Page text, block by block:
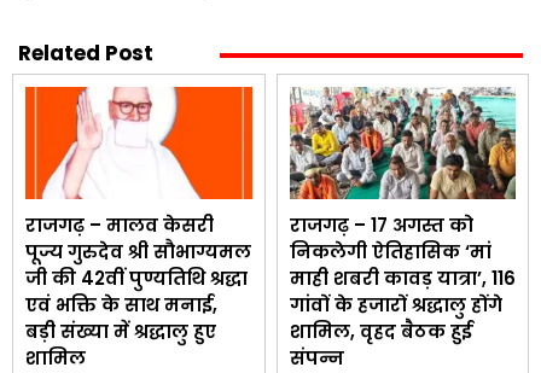
Related Post
राजगढ़ – मालव केसरी
पूज्य गुरुदेव श्री सौभाग्यमल
जी की 42वीं पुण्यतिथि श्रद्धा
एवं भक्ति के साथ मनाई,
बड़ी संख्या में श्रद्धालु हुए
शामिल
राजगढ़ – 17 अगस्त को
निकलेगी ऐतिहासिक ‘मां
माही शबरी कावड़ यात्रा’, 116
गांवों के हजारों श्रद्धालु होंगे
शामिल, वृहद बैठक हुई
संपन्न